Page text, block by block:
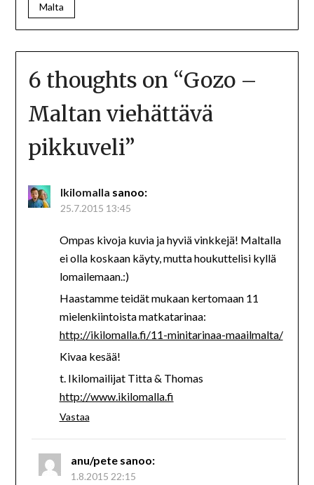
Malta
6 thoughts on “Gozo –
Maltan viehättävä
pikkuveli”
Ikilomalla sanoo:
25.7.2015 13:45
Ompas kivoja kuvia ja hyviä vinkkejä! Maltalla
ei olla koskaan käyty, mutta houkuttelisi kyllä
lomailemaan.:)
Haastamme teidät mukaan kertomaan 11
mielenkiintoista matkatarinaa:
http://ikilomalla.fi/11-minitarinaa-maailmalta/
Kivaa kesää!
t. Ikilomailijat Titta & Thomas
http://www.ikilomalla.fi
Vastaa
anu/pete sanoo:
1.8.2015 22:15